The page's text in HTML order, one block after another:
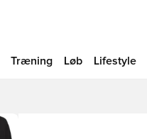
Træning Løb Lifestyle